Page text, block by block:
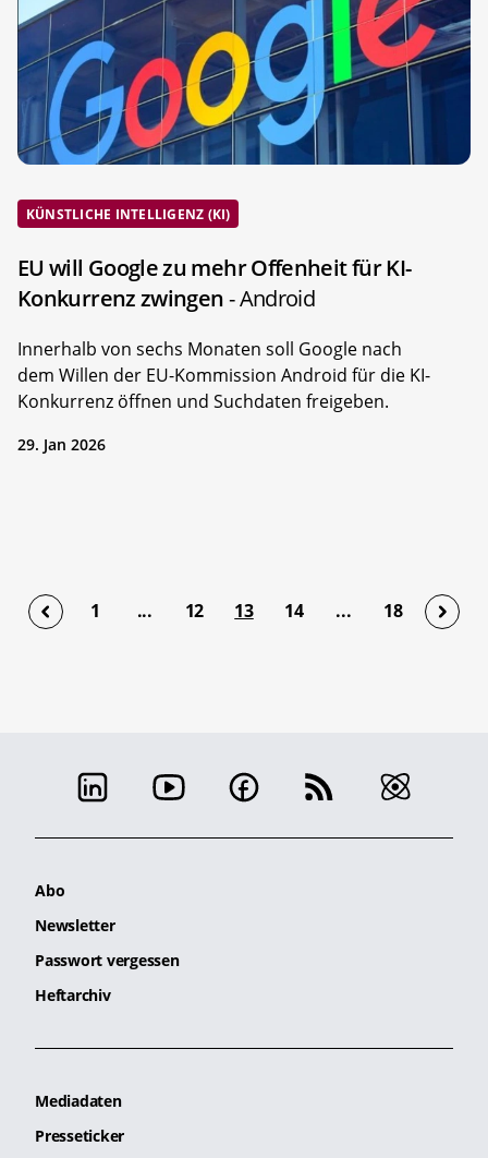
KÜNSTLICHE INTELLIGENZ (KI)
EU will Google zu mehr Offenheit für KI-
Konkurrenz zwingen- Android
Innerhalb von sechs Monaten soll Google nach
dem Willen der EU-Kommission Android für die KI-
Konkurrenz öffnen und Suchdaten freigeben.
29. Jan 2026
1 ... 12 13 14 ... 18
Abo
Newsletter
Passwort vergessen
Heftarchiv
Mediadaten
Presseticker